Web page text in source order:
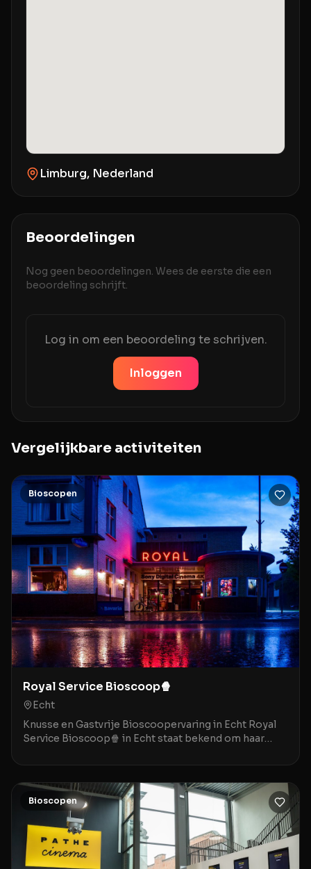
Limburg, Nederland
Beoordelingen
Nog geen beoordelingen. Wees de eerste die een
beoordeling schrijft.
Log in om een beoordeling te schrijven.
Inloggen
Vergelijkbare activiteiten
Bioscopen
Royal Service Bioscoop🍿
Echt
Knusse en Gastvrije Bioscoopervaring in Echt Royal
Service Bioscoop🍿 in Echt staat bekend om haar
Bioscopen